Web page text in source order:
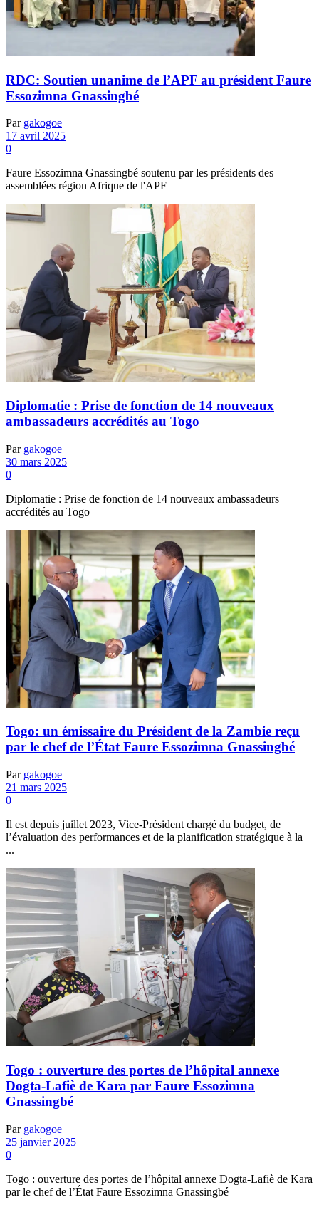
RDC: Soutien unanime de l’APF au président Faure
Essozimna Gnassingbé
Par gakogoe
17 avril 2025
0
Faure Essozimna Gnassingbé soutenu par les présidents des
assemblées région Afrique de l'APF
Diplomatie : Prise de fonction de 14 nouveaux
ambassadeurs accrédités au Togo
Par gakogoe
30 mars 2025
0
Diplomatie : Prise de fonction de 14 nouveaux ambassadeurs
accrédités au Togo
Togo: un émissaire du Président de la Zambie reçu
par le chef de l’État Faure Essozimna Gnassingbé
Par gakogoe
21 mars 2025
0
Il est depuis juillet 2023, Vice-Président chargé du budget, de
l’évaluation des performances et de la planification stratégique à la
...
Togo : ouverture des portes de l’hôpital annexe
Dogta-Lafiè de Kara par Faure Essozimna
Gnassingbé
Par gakogoe
25 janvier 2025
0
Togo : ouverture des portes de l’hôpital annexe Dogta-Lafiè de Kara
par le chef de l’État Faure Essozimna Gnassingbé